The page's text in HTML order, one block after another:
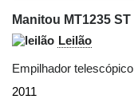
Manitou MT1235 ST
Leilão
Empilhador telescópico
2011